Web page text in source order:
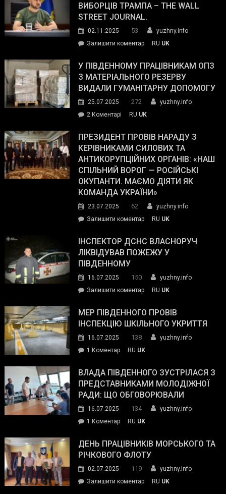
ВИБОРЦІВ ТРАМПА – THE WALL
STREET JOURNAL.
02.11.2025 53
yuzhny.info
Залишити коментарon
завойовує
симпатії
виборців
The
Street
Journal.
RU UK
У ПІВДЕННОМУ ПРАЦІВНИКАМ ОПЗ
З МАТЕРІАЛЬНОГО РЕЗЕРВУ
ВИДАЛИ ГУМАНІТАРНУ ДОПОМОГУ
25.07.2025 272
yuzhny.info
2 Коментарі
Південному
працівникам
ОПЗ
з
матеріального
резерву
гуманітарну
допомогу
RU UK
ПРЕЗИДЕНТ ПРОВІВ НАРАДУ З
КЕРІВНИКАМИ СИЛОВИХ ТА
АНТИКОРУПЦІЙНИХ ОРГАНІВ: «НАШ
СПІЛЬНИЙ ВОРОГ — РОСІЙСЬКІ
ОКУПАНТИ. МАЄМО ДІЯТИ ЯК
КОМАНДА УКРАЇНИ»
23.07.2025 62
yuzhny.info
Залишити коментарon
провів
нараду
силових
та
органів:
«Наш
спільний
окупанти.
Маємо
діяти
команда
RU UK
ІНСПЕКТОР ДСНС ВЛАСНОРУЧ
ЛІКВІДУВАВ ПОЖЕЖУ У
ПІВДЕННОМУ
16.07.2025 150
yuzhny.info
Залишити коментарon
ДСНС
власноруч
пожежу
у
RU UK
МЕР ПІВДЕННОГО ПРОВІВ
ІНСПЕКЦІЮ ШКІЛЬНОГО УКРИТТЯ
16.07.2025 138
yuzhny.info
1 Коментардо
Південного
провів
інспекцію
укриття
RU UK
ВЛАДА ПІВДЕННОГО ЗУСТРІЛАСЯ З
ПРЕДСТАВНИКАМИ МОЛОДІЖНОЇ
РАДИ: ЩО ОБГОВОРЮВАЛИ
16.07.2025 134
yuzhny.info
1 Коментардо
Південного
зустрілася
представниками
молодіжної
RU UK
ДЕНЬ ПРАЦІВНИКІВ МОРСЬКОГО ТА
РІЧКОВОГО ФЛОТУ
02.07.2025 119
yuzhny.info
Залишити коментарon
RU UK